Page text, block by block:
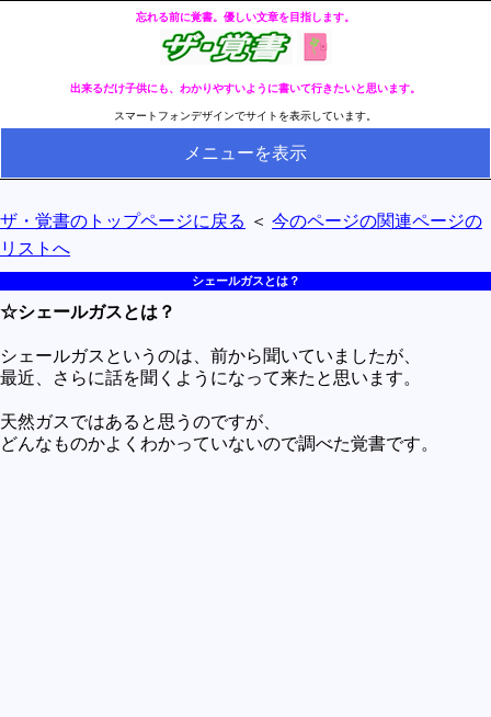
忘れる前に覚書。優しい文章を目指します。
出来るだけ子供にも、わかりやすいように書いて行きたいと思います。
スマートフォンデザインでサイトを表示しています。
メニューを表示
全ページのリストへ
健康
冬・冷え性対策
生活
料理とか食べ物
ザ・覚書のトップページに戻る ＜ 今のページの関連ページの
リストへ
シェールガスとは？
☆シェールガスとは？
シェールガスというのは、前から聞いていましたが、
最近、さらに話を聞くようになって来たと思います。
天然ガスではあると思うのですが、
どんなものかよくわかっていないので調べた覚書です。